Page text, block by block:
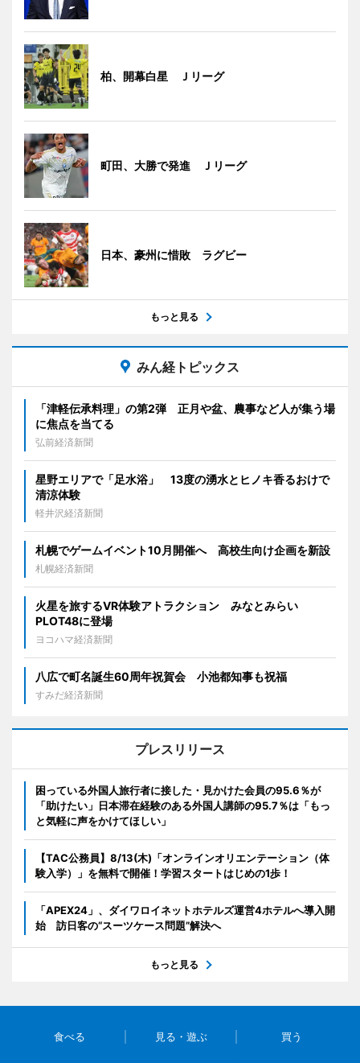
柏、開幕白星 Ｊリーグ
町田、大勝で発進 Ｊリーグ
日本、豪州に惜敗 ラグビー
もっと見る
みん経トピックス
「津軽伝承料理」の第2弾 正月や盆、農事など人が集う場
に焦点を当てる
弘前経済新聞
星野エリアで「足水浴」 13度の湧水とヒノキ香るおけで
清涼体験
軽井沢経済新聞
札幌でゲームイベント10月開催へ 高校生向け企画を新設
札幌経済新聞
火星を旅するVR体験アトラクション みなとみらい
PLOT48に登場
ヨコハマ経済新聞
八広で町名誕生60周年祝賀会 小池都知事も祝福
すみだ経済新聞
プレスリリース
困っている外国人旅行者に接した・見かけた会員の95.6％が
「助けたい」日本滞在経験のある外国人講師の95.7％は「もっ
と気軽に声をかけてほしい」
【TAC公務員】8/13(木)「オンラインオリエンテーション（体
験入学）」を無料で開催！学習スタートはじめの1歩！
「APEX24」、ダイワロイネットホテルズ運営4ホテルへ導入開
始 訪日客の“スーツケース問題”解決へ
もっと見る
食べる 見る・遊ぶ 買う